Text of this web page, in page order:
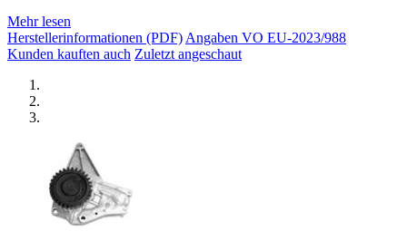
Mehr lesen
Herstellerinformationen (PDF)Angaben VO EU-2023/988
Kunden kauften auch Zuletzt angeschaut